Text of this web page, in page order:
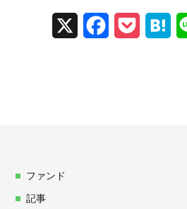
Facebook
Pocket
ファンド
記事